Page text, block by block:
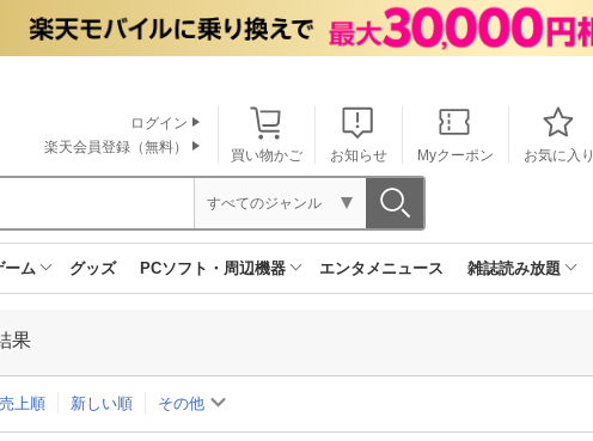
買い物かご お知らせ Myクーポン お気に入り
ログイン
楽天会員登録（無料）
すべてのジャンル
ーム グッズ PCソフト・周辺機器 エンタメニュース 雑誌読み放題
果
売上順 新しい順 その他